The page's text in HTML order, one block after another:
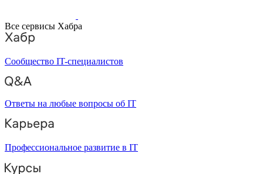
Все сервисы Хабра
Сообщество IT-специалистов
Ответы на любые вопросы об IT
Профессиональное развитие в IT